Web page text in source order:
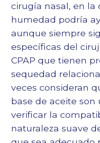
cirugía nasal, en
humedad podría
aunque siempre
específicas del
CPAP que tienen
sequedad
veces consideran
base de aceite son
verificar la
naturaleza suave